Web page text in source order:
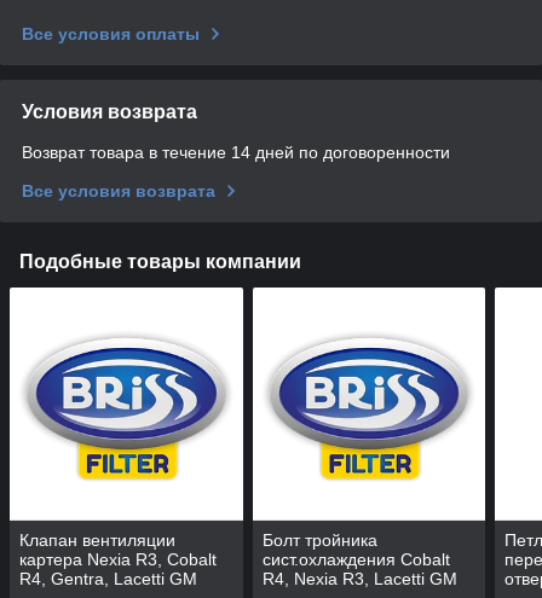
Все условия оплаты
Условия возврата
Возврат товара в течение 14 дней по договоренности
Все условия возврата
Подобные товары компании
Клапан вентиляции
картера Nexia R3, Cobalt
R4, Gentra, Lacetti GM
Болт тройника
сист.охлаждения Cobalt
R4, Nexia R3, Lacetti GM